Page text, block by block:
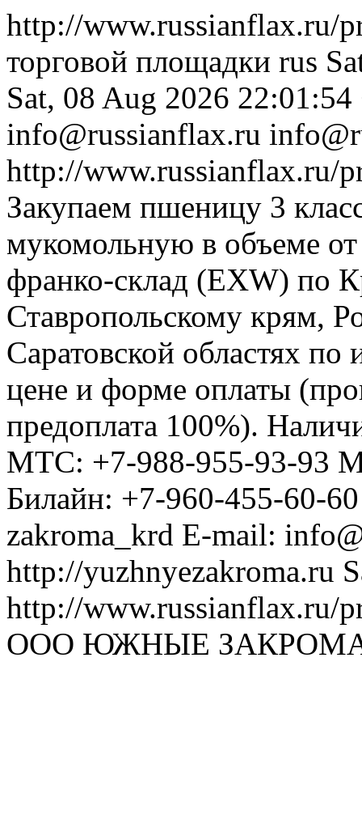
http://www.russianflax.ru/
торговой площадки rus
Sat, 08 Aug 2026 22:01:54
info@russianflax.ru
http://www.russianflax.ru/
Закупаем пшеницу 3
мукомольную в объеме
франко-склад (EXW) по
Ставропольскому крям,
Саратовской областях
цене и форме оплаты
предоплата 100%).
МТС: +7-988-955-93-93
Билайн: +7-960-455-60-
zakroma_krd E-mail:
http://yuzhnyezakroma.ru
http://www.russianflax.ru/
ООО ЮЖНЫЕ